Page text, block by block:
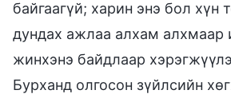
байгаагүй; харин энэ бол хүн
дундах ажлаа алхам алхмаар
жинхэнэ байдлаар
Бурханд олгосон зүйлсийн